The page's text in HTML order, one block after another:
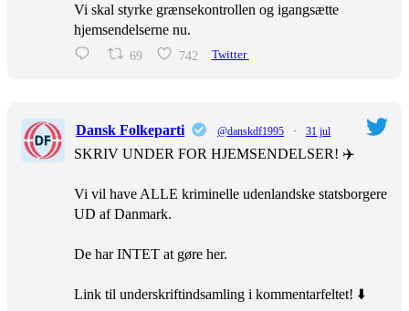
Vi skal styrke grænsekontrollen og igangsætte
hjemsendelserne nu.
69 742 Twitter
Dansk Folkeparti @danskdf1995 · 31 jul
SKRIV UNDER FOR HJEMSENDELSER! ✈️
Vi vil have ALLE kriminelle udenlandske statsborgere
UD af Danmark.
De har INTET at gøre her.
Link til underskriftindsamling i kommentarfeltet! ⬇️